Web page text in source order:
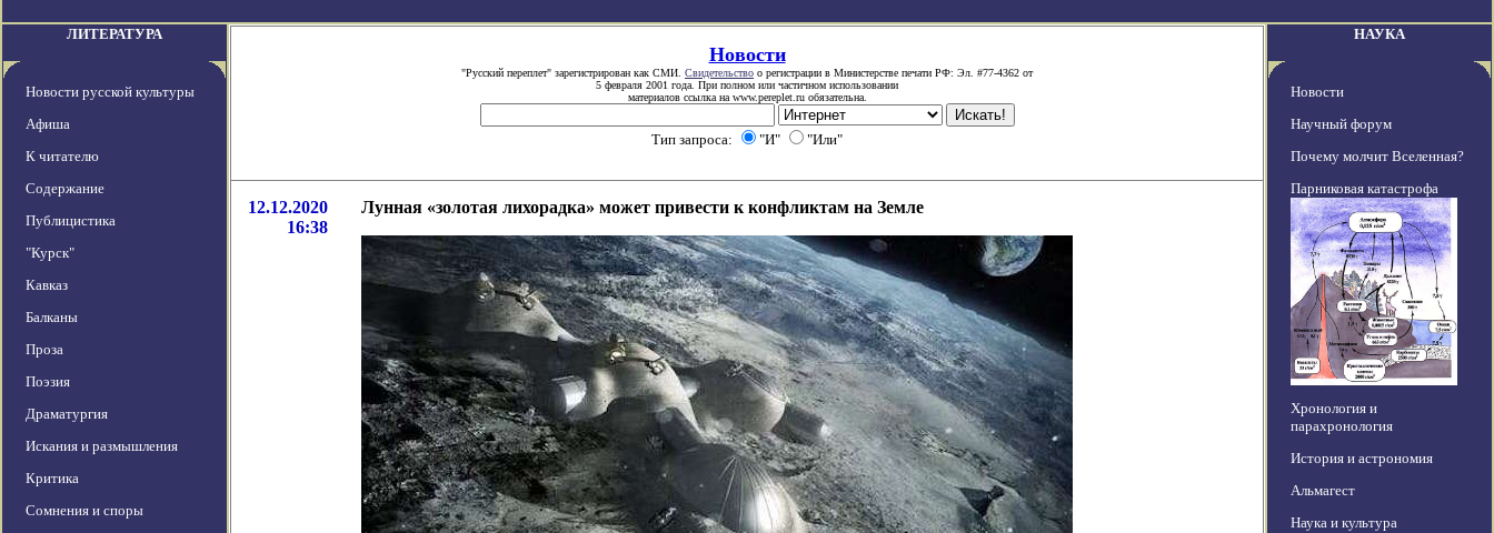
ЛИТЕРАТУРА
Новости русской культуры
Афиша
К читателю
Содержание
Публицистика
"Курск"
Кавказ
Балканы
Проза
Поэзия
Драматургия
Искания и размышления
Критика
Сомнения и споры
Новости
"Русский переплет" зарегистрирован как СМИ. Свидетельство о регистрации в Министерстве печати РФ: Эл. #77-4362 от
5 февраля 2001 года. При полном или частичном использовании
материалов ссылка на www.pereplet.ru обязательна.
Тип запроса: "И" "Или"
12.12.2020
16:38
Лунная «золотая лихорадка» может привести к конфликтам на Земле
НАУКА
Новости
Научный форум
Почему молчит Вселенная?
Парниковая катастрофа
Хронология и
парахронология
История и астрономия
Альмагест
Наука и культура